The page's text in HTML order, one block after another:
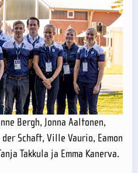
Bergh, Jonna Aaltonen,
Schaft, Ville Vaurio, Eamon
Takkula ja Emma Kanerva.